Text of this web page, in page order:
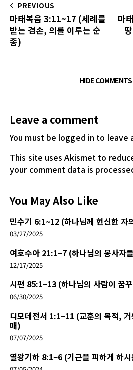
PREVIOUS
마태복음 3:11~17 (세례를
받는 겸손, 의를 이루는 순
종)
마
HIDE COMMENTS
Leave a comment
You must be logged in to leave
This site uses Akismet to
your comment data is
You May Also Like
민수기 6:1~12 (하나님께 헌신한 자
03/27/2025
여호수아 21:1~7 (하나님의 봉사자
12/17/2025
시편 85:1~13 (하나님의 사람이 꿈
06/30/2025
디모데전서 1:1~11 (교훈의 목적,
매)
07/07/2025
열왕기하 8:1~6 (기근을 피하게 하